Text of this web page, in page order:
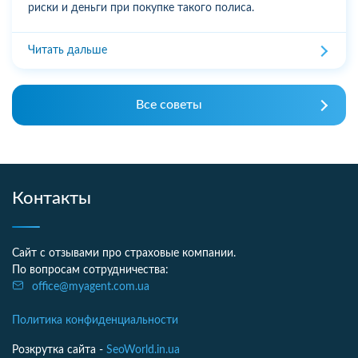
риски и деньги при покупке такого полиса.
Читать дальше
Все советы
Контакты
Сайт с отзывами про страховые компании.
По вопросам сотрудничества:
office@myagent.com.ua
Политика конфиденциальности
Розкрутка сайта - SeoWorld.in.ua